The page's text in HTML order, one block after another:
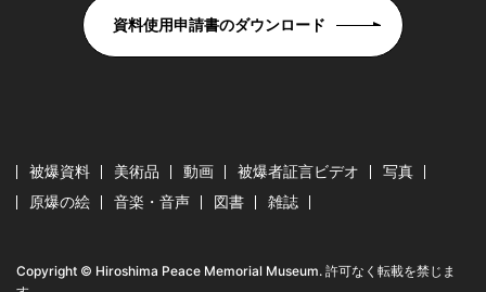
資料使用申請書のダウンロード
被爆資料 美術品 動画 被爆者証言ビデオ
写真
原爆の絵
音楽・音声 図書 雑誌
Copyright © Hiroshima Peace Memorial Museum. 許可なく転載を禁じま